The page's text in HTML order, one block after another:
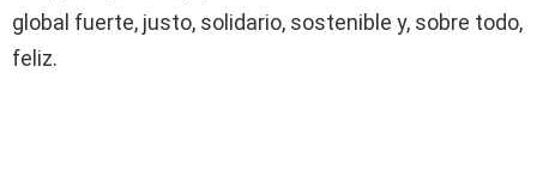
global fuerte, justo, solidario, sostenible y, sobre todo,
feliz.